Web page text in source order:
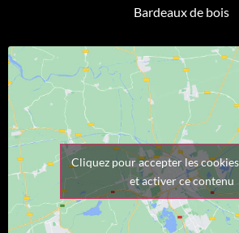
Bardeaux de bois
Cliquez pour accepter les
et activer ce contenu